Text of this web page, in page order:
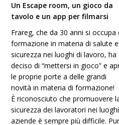
Un Escape room, un gioco da
tavolo e un app per filmarsi
Frareg, che da 30 anni si occupa
formazione in materia di salute e
sicurezza nei luoghi di lavoro, ha
deciso di “mettersi in gioco” e
le proprie porte a delle grandi
novità in materia di formazione!
È riconosciuto che promuovere
sicurezza dei lavoratori nei
aziende è sempre più difficile.